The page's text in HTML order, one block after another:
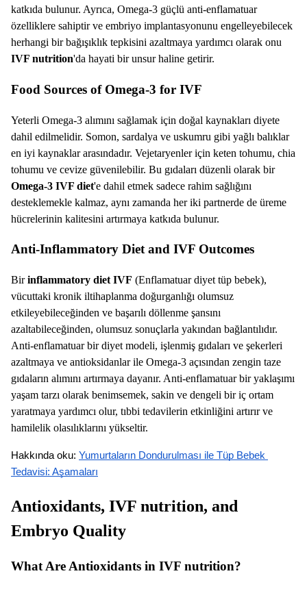
katkıda bulunur. Ayrıca, Omega-3 güçlü anti-enflamatuar
özelliklere sahiptir ve embriyo implantasyonunu engelleyebilecek
herhangi bir bağışıklık tepkisini azaltmaya yardımcı olarak onu
IVF nutrition'da hayati bir unsur haline getirir.
Food Sources of Omega-3 for IVF
Yeterli Omega-3 alımını sağlamak için doğal kaynakları diyete
dahil edilmelidir. Somon, sardalya ve uskumru gibi yağlı balıklar
en iyi kaynaklar arasındadır. Vejetaryenler için keten tohumu, chia
tohumu ve cevize güvenilebilir. Bu gıdaları düzenli olarak bir
Omega-3 IVF diet'e dahil etmek sadece rahim sağlığını
desteklemekle kalmaz, aynı zamanda her iki partnerde de üreme
hücrelerinin kalitesini artırmaya katkıda bulunur.
Anti-Inflammatory Diet and IVF Outcomes
Birinflammatory diet IVF (Enflamatuar diyet tüp bebek),
vücuttaki kronik iltihaplanma doğurganlığı olumsuz
etkileyebileceğinden ve başarılı döllenme şansını
azaltabileceğinden, olumsuz sonuçlarla yakından bağlantılıdır.
Anti-enflamatuar bir diyet modeli, işlenmiş gıdaları ve şekerleri
azaltmaya ve antioksidanlar ile Omega-3 açısından zengin taze
gıdaların alımını artırmaya dayanır. Anti-enflamatuar bir yaklaşımı
yaşam tarzı olarak benimsemek, sakin ve dengeli bir iç ortam
yaratmaya yardımcı olur, tıbbi tedavilerin etkinliğini artırır ve
hamilelik olasılıklarını yükseltir.
Hakkında oku: Yumurtaların Dondurulması ile Tüp Bebek
Tedavisi: Aşamaları
Antioxidants, IVF nutrition, and
Embryo Quality
What Are Antioxidants in IVF nutrition?